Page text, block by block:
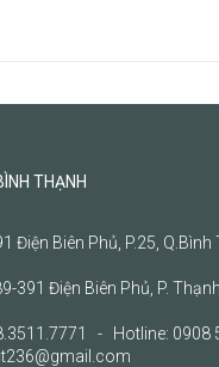
THẠNH
Điện Biên Phủ, P.25, Q.Bình
391 Điện Biên Phủ, P.
- Hotline: 0908